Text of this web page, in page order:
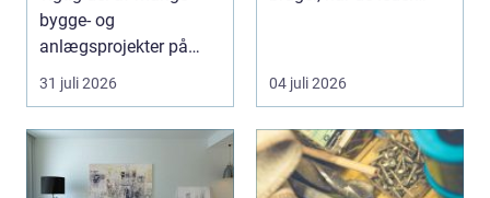
bygge- og
anlægsprojekter på
Sjælland. Uden sikker
og ef...
31 juli 2026 04 juli 2026